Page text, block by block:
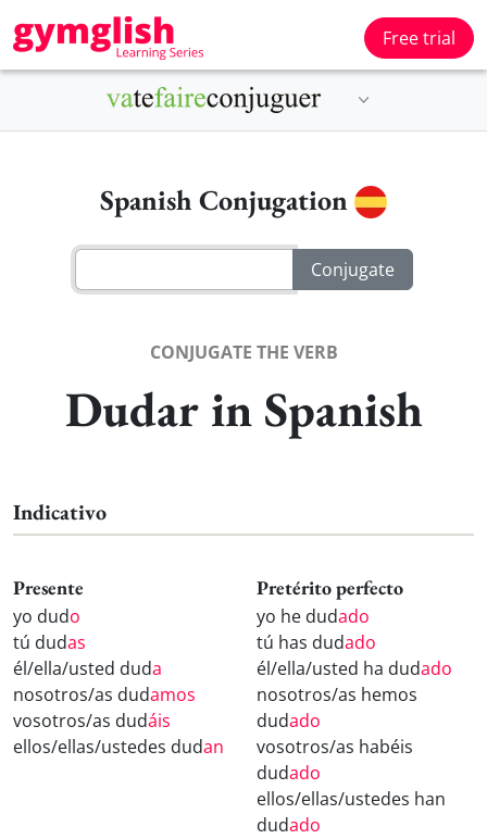
Free trial
Spanish Conjugation
CONJUGATE THE VERB
Dudar in Spanish
Indicativo
Presente
yo dudo
tú dudas
él/ella/usted duda
nosotros/as dudamos
vosotros/as dudáis
ellos/ellas/ustedes dudan
Pretérito perfecto
yo he dudado
tú has dudado
él/ella/usted ha dudado
nosotros/as hemos
dudado
vosotros/as habéis
dudado
ellos/ellas/ustedes han
dudado